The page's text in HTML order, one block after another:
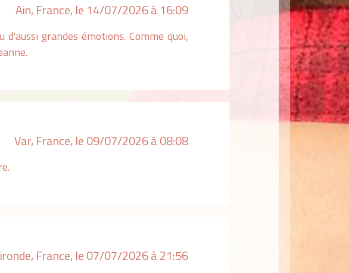
Ain, France, le 14/07/2026 à 16:09
grandes émotions. Comme quoi,
Var, France, le 09/07/2026 à 08:08
France, le 07/07/2026 à 21:56